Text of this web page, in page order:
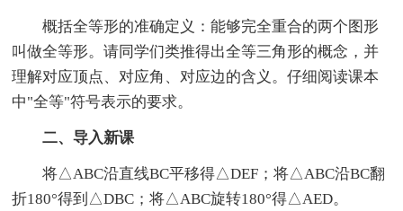
概括全等形的准确定义：能够完全重合的两个图形
叫做全等形。请同学们类推得出全等三角形的概念，并
理解对应顶点、对应角、对应边的含义。仔细阅读课本
中"全等"符号表示的要求。
二、导入新课
将△ABC沿直线BC平移得△DEF；将△ABC沿BC翻
折180°得到△DBC；将△ABC旋转180°得△AED。